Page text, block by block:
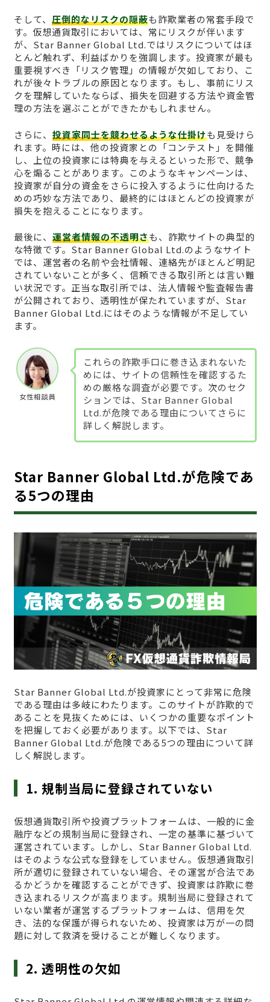
そして、 圧倒的なリスクの隠蔽も詐欺業者の常套手段で
す。仮想通貨取引においては、常にリスクが伴います
が、Star Banner Global Ltd.ではリスクについてはほ
とんど触れず、利益ばかりを強調します。投資家が最も
重要視すべき「リスク管理」の情報が欠如しており、こ
れが後々トラブルの原因となります。もし、事前にリス
クを理解していたならば、損失を回避する方法や資金管
理の方法を選ぶことができたかもしれません。
さらに、 投資家同士を競わせるような仕掛けも見受けら
れます。時には、他の投資家との「コンテスト」を開催
し、上位の投資家には特典を与えるといった形で、競争
心を煽ることがあります。このようなキャンペーンは、
投資家が自分の資金をさらに投入するように仕向けるた
めの巧妙な方法であり、最終的にはほとんどの投資家が
損失を抱えることになります。
最後に、 運営者情報の不透明さも、詐欺サイトの典型的
な特徴です。Star Banner Global Ltd.のようなサイト
では、運営者の名前や会社情報、連絡先がほとんど明記
されていないことが多く、信頼できる取引所とは言い難
い状況です。正当な取引所では、法人情報や監査報告書
が公開されており、透明性が保たれていますが、Star
Banner Global Ltd.にはそのような情報が不足してい
ます。
女性相談員
これらの詐欺手口に巻き込まれないた
めには、サイトの信頼性を確認するた
めの厳格な調査が必要です。次のセク
ションでは、Star Banner Global
Ltd.が危険である理由についてさらに
詳しく解説します。
Star Banner Global Ltd.が危険であ
る5つの理由
Star Banner Global Ltd.が投資家にとって非常に危険
である理由は多岐にわたります。このサイトが詐欺的で
あることを見抜くためには、いくつかの重要なポイント
を把握しておく必要があります。以下では、Star
Banner Global Ltd.が危険である5つの理由について詳
しく解説します。
1. 規制当局に登録されていない
仮想通貨取引所や投資プラットフォームは、一般的に金
融庁などの規制当局に登録され、一定の基準に基づいて
運営されています。しかし、Star Banner Global Ltd.
はそのような公式な登録をしていません。仮想通貨取引
所が適切に登録されていない場合、その運営が合法であ
るかどうかを確認することができず、投資家は詐欺に巻
き込まれるリスクが高まります。規制当局に登録されて
いない業者が運営するプラットフォームは、信用を欠
き、法的な保護が得られないため、投資家は万が一の問
題に対して救済を受けることが難しくなります。
2. 透明性の欠如